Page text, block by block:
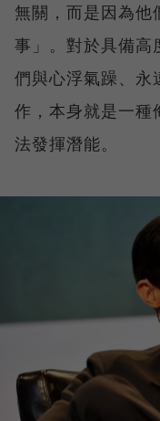
無關，而是因為他
事」。對於具備高
們與心浮氣躁、永
作，本身就是一種
法發揮潛能。